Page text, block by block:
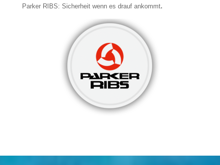
Parker RIBS: Sicherheit wenn es drauf ankommt.